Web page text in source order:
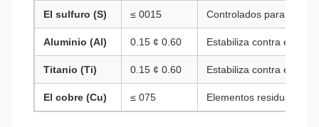
El sulfuro (S) ≤ 0015 Controlados para su
Aluminio (Al) 0.15 ¢ 0.60 Estabiliza contra el
Titanio (Ti) 0.15 ¢ 0.60 Estabiliza contra el
El cobre (Cu) ≤ 075 Elementos residuales